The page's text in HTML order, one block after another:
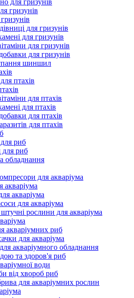
для гризунів
гризунів
для гризунів
для гризунів
для гризунів
для гризунів
шиншил
птахів
для птахів
для птахів
для птахів
для птахів
риб
риб
обладнання
для акваріума
акваріума
акваріума
для акваріума
штучні рослини для акваріума
акваріумних риб
для акваріума
акваріумного обладнання
та здоров'я риб
води
від хвороб риб
для акваріумних рослин